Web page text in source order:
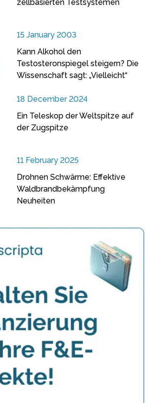
zellbasierten Testsystemen
15 January 2003
Kann Alkohol den
Testosteronspiegel steigern? Die
Wissenschaft sagt: „Vielleicht“
18 December 2024
Ein Teleskop der Weltspitze auf
der Zugspitze
11 February 2025
Drohnen Schwärme: Effektive
Waldbrandbekämpfung
Neuheiten